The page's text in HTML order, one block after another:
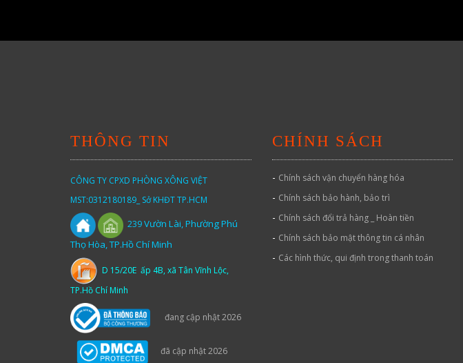
THÔNG TIN
CÔNG TY CPXD PHÒNG XÔNG VIỆT
MST:0312180189_ Sở KHĐT TP.HCM
239Vườn Lài,Phường Phú
Thọ Hòa, TP.Hồ Chí Minh
D 15/20E ấp 4B, xã Tân Vĩnh Lộc,
TP.Hồ Chí Minh
đang cập nhật 2026
đã cập nhật 2026
CHÍNH SÁCH
- Chính sách vận chuyển hàng hóa
- Chính sách bảo hành, bảo trì
- Chính sách đổi trả hàng _ Hoàn tiền
- Chính sách bảo mật thông tin cá nhân
- Các hình thức, qui định trong thanh toán